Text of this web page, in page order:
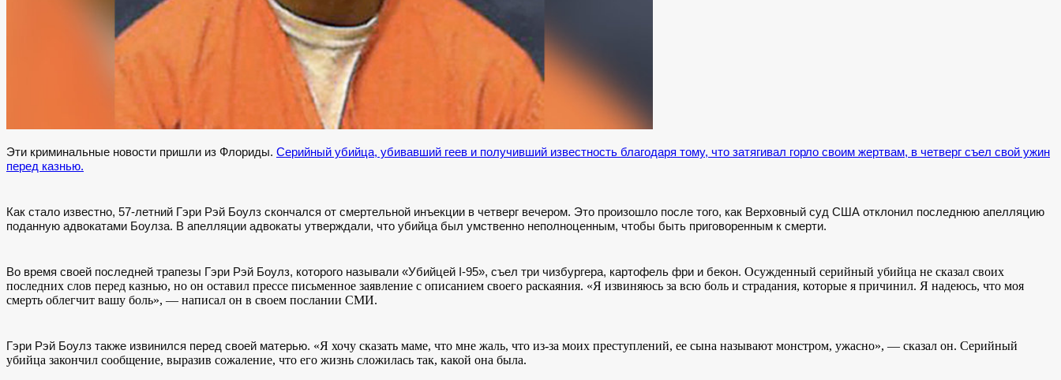
Эти криминальные новости пришли из Флориды. Серийный убийца, убивавший геев и получивший известность благодаря тому, что затягивал горло своим жертвам, в четверг съел свой ужин
перед казнью.
Как стало известно, 57-летний Гэри Рэй Боулз скончался от смертельной инъекции в четверг вечером. Это произошло после того, как Верховный суд США отклонил последнюю апелляцию
поданную адвокатами Боулза. В апелляции адвокаты утверждали, что убийца был умственно неполноценным, чтобы быть приговоренным к смерти.
Во время своей последней трапезы Гэри Рэй Боулз, которого называли «Убийцей I-95», съел три чизбургера, картофель фри и бекон. Осужденный серийный убийца не сказал своих
последних слов перед казнью, но он оставил прессе письменное заявление с описанием своего раскаяния. «Я извиняюсь за всю боль и страдания, которые я причинил. Я надеюсь, что моя
смерть облегчит вашу боль», — написал он в своем послании СМИ.
Гэри Рэй Боулз также извинился перед своей матерью. «Я хочу сказать маме, что мне жаль, что из-за моих преступлений, ее сына называют монстром, ужасно», — сказал он. Серийный
убийца закончил сообщение, выразив сожаление, что его жизнь сложилась так, какой она была.